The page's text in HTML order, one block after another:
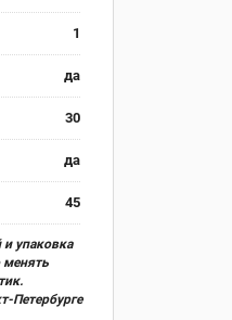
1
да
30
да
45
упаковка
менять
Петербурге